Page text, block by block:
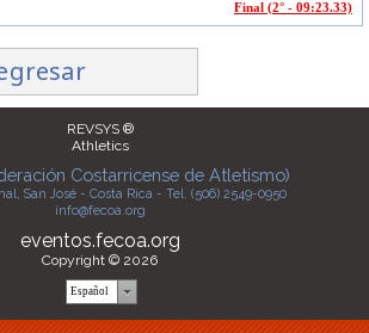
Final (2° - 09:23.33)
REVSYS ®
Athletics
Costarricense de Atletismo)
San José - Costa Rica - Tel. (506) 2549-0950
info@fecoa.org
eventos.fecoa.org
Copyright © 2026